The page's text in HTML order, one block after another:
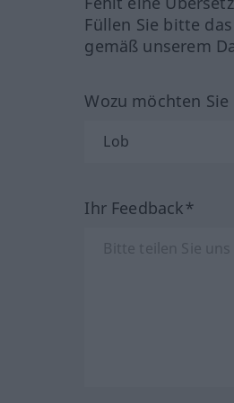
Füllen Sie bitte
gemäß unserem
Wozu möchten
Ihr Feedback*